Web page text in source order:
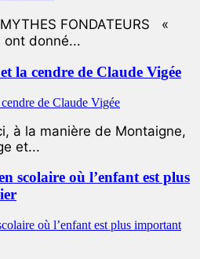
FONDATEURS «
ont donné...
la cendre de Claude Vigée
à la manière de Montaigne,
et...
scolaire où l’enfant est plus